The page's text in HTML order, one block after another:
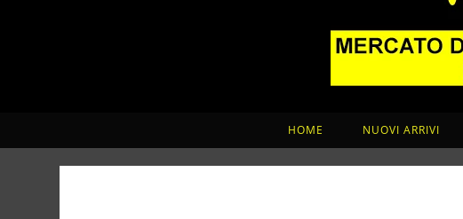
HOME NUOVI ARRIVI